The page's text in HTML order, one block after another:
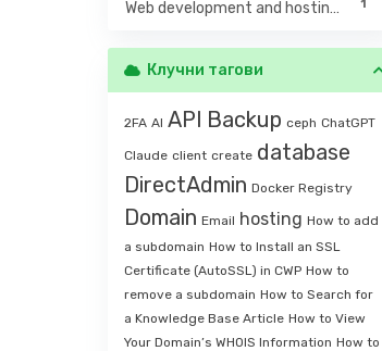
1
Web development and hosting management
Клучни тагови
2FA AI API Backup ceph ChatGPT
Claude client create database
DirectAdmin Docker Registry
Domain Email hosting How to add
a subdomain How to Install an SSL
Certificate (AutoSSL) in CWP How to
remove a subdomain How to Search for
a Knowledge Base Article How to View
Your Domain’s WHOIS Information How to